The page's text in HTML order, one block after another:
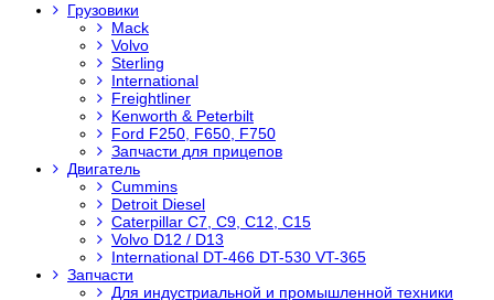
Грузовики
Mack
Volvo
Sterling
International
Freightliner
Kenworth & Peterbilt
Ford F250, F650, F750
Запчасти для прицепов
Двигатель
Cummins
Detroit Diesel
Caterpillar C7, C9, C12, C15
Volvo D12 / D13
International DT-466 DT-530 VT-365
Запчасти
Для индустриальной и промышленной техники